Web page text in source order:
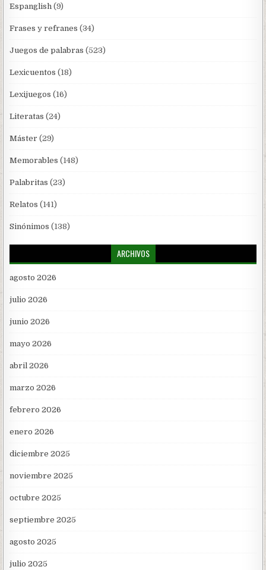
Espanglish (9)
Frases y refranes (34)
Juegos de palabras (523)
Lexicuentos (18)
Lexijuegos (16)
Literatas (24)
Máster (29)
Memorables (148)
Palabritas (23)
Relatos (141)
Sinónimos (138)
ARCHIVOS
agosto 2026
julio 2026
junio 2026
mayo 2026
abril 2026
marzo 2026
febrero 2026
enero 2026
diciembre 2025
noviembre 2025
octubre 2025
septiembre 2025
agosto 2025
julio 2025